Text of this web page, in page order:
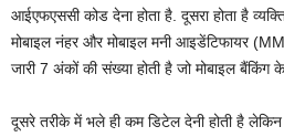
आईएफएससी कोड देना होता है. दूसरा होता है
मोबाइल नंहर और मोबाइल मनी आइडेंटिफायर
जारी 7 अंकों की संख्या होती है जो मोबाइल बैंकिंग
दूसरे तरीके में भले ही कम डिटेल देनी होती है लेकिन